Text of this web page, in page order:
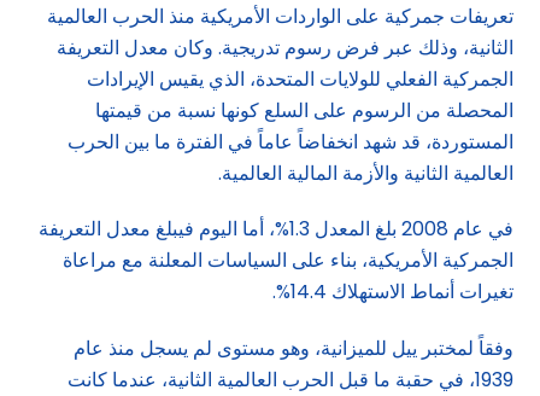
تعريفات جمركية على الواردات الأمريكية منذ الحرب العالمية
الثانية، وذلك عبر فرض رسوم تدريجية. وكان معدل التعريفة
الجمركية الفعلي للولايات المتحدة، الذي يقيس الإيرادات
المحصلة من الرسوم على السلع كونها نسبة من قيمتها
المستوردة، قد شهد انخفاضاً عاماً في الفترة ما بين الحرب
العالمية الثانية والأزمة المالية العالمية.
في عام 2008 بلغ المعدل 1.3%، أما اليوم فيبلغ معدل التعريفة
الجمركية الأمريكية، بناء على السياسات المعلنة مع مراعاة
تغيرات أنماط الاستهلاك 14.4%.
وفقاً لمختبر ييل للميزانية، وهو مستوى لم يسجل منذ عام
1939، في حقبة ما قبل الحرب العالمية الثانية، عندما كانت